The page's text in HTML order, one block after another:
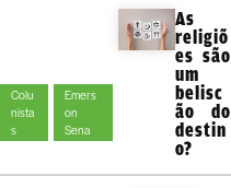
Colu
nista
s
Emers
on
Sena
As
religiõ
es são
um
belisc
ão do
destin
o?